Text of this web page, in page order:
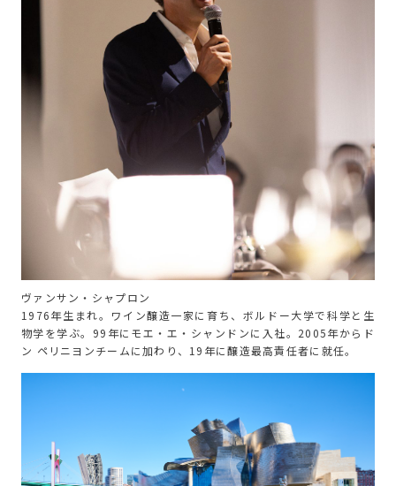
ヴァンサン・シャプロン
1976年生まれ。ワイン醸造一家に育ち、ボルドー大学で科学と生
物学を学ぶ。99年にモエ・エ・シャンドンに入社。2005年からド
ン ペリニヨンチームに加わり、19年に醸造最高責任者に就任。